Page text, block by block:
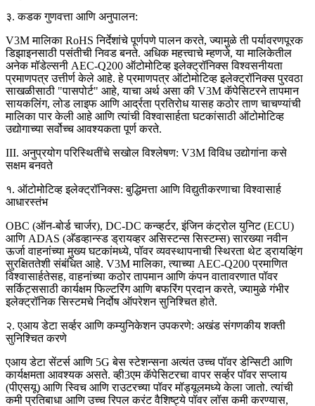
३. कडक गुणवत्ता आणि अनुपालन:
V3M मालिका RoHS निर्देशांचे पूर्णपणे पालन करते, ज्यामुळे ती पर्यावरणपूरक
डिझाइनसाठी पसंतीची निवड बनते. अधिक महत्त्वाचे म्हणजे, या मालिकेतील
अनेक मॉडेल्सनी AEC-Q200 ऑटोमोटिव्ह इलेक्ट्रॉनिक्स विश्वसनीयता
प्रमाणपत्र उत्तीर्ण केले आहे. हे प्रमाणपत्र ऑटोमोटिव्ह इलेक्ट्रॉनिक्स पुरवठा
साखळीसाठी "पासपोर्ट" आहे, याचा अर्थ असा की V3M कॅपेसिटरने तापमान
सायकलिंग, लोड लाइफ आणि आर्द्रता प्रतिरोध यासह कठोर ताण चाचण्यांची
मालिका पार केली आहे आणि त्यांची विश्वासार्हता घटकांसाठी ऑटोमोटिव्ह
उद्योगाच्या सर्वोच्च आवश्यकता पूर्ण करते.
III. अनुप्रयोग परिस्थितींचे सखोल विश्लेषण: V3M विविध उद्योगांना कसे
सक्षम बनवते
१. ऑटोमोटिव्ह इलेक्ट्रॉनिक्स: बुद्धिमत्ता आणि विद्युतीकरणाचा विश्वासार्ह
आधारस्तंभ
OBC (ऑन-बोर्ड चार्जर), DC-DC कन्व्हर्टर, इंजिन कंट्रोल युनिट (ECU)
आणि ADAS (अ‍ॅडव्हान्स्ड ड्रायव्हर असिस्टन्स सिस्टम्स) सारख्या नवीन
ऊर्जा वाहनांच्या मुख्य घटकांमध्ये, पॉवर व्यवस्थापनाची स्थिरता थेट ड्रायव्हिंग
सुरक्षिततेशी संबंधित आहे. V3M मालिका, त्याच्या AEC-Q200 प्रमाणित
विश्वासार्हतेसह, वाहनांच्या कठोर तापमान आणि कंपन वातावरणात पॉवर
सर्किट्ससाठी कार्यक्षम फिल्टरिंग आणि बफरिंग प्रदान करते, ज्यामुळे गंभीर
इलेक्ट्रॉनिक सिस्टमचे निर्दोष ऑपरेशन सुनिश्चित होते.
२. एआय डेटा सर्व्हर आणि कम्युनिकेशन उपकरणे: अखंड संगणकीय शक्ती
सुनिश्चित करणे
एआय डेटा सेंटर्स आणि 5G बेस स्टेशन्सना अत्यंत उच्च पॉवर डेन्सिटी आणि
कार्यक्षमता आवश्यक असते. व्ही3एम कॅपेसिटरचा वापर सर्व्हर पॉवर सप्लाय
(पीएसयू) आणि स्विच आणि राउटरच्या पॉवर मॉड्यूलमध्ये केला जातो. त्यांची
कमी प्रतिबाधा आणि उच्च रिपल करंट वैशिष्ट्ये पॉवर लॉस कमी करण्यास,